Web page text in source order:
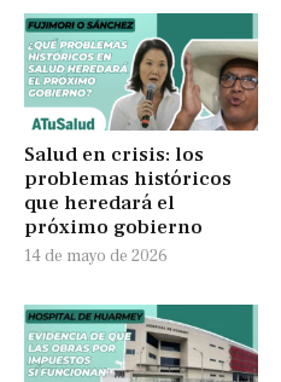
Salud en crisis: los
problemas históricos
que heredará el
próximo gobierno
14 de mayo de 2026